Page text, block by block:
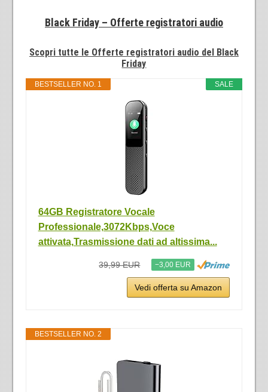
Black Friday – Offerte registratori audio
Scopri tutte le Offerte registratori audio del Black
Friday
SALE
BESTSELLER NO. 1
64GB Registratore Vocale
Professionale,3072Kbps,Voce
attivata,Trasmissione dati ad altissima...
39,99 EUR −3,00 EUR
Vedi offerta su Amazon
BESTSELLER NO. 2